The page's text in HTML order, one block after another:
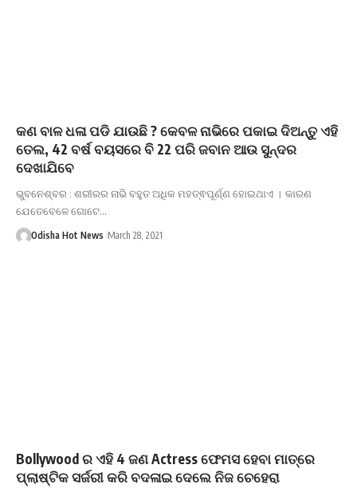
କଣ ବାଳ ଧଳା ପଡି ଯାଉଛି ? କେବଳ ନାଭିରେ ପକାଇ ଦିଅନ୍ତୁ ଏହି
ତେଲ, 42 ବର୍ଷ ବୟସରେ ବି 22 ପରି ଜବାନ ଆଉ ସୁନ୍ଦର
ଦେଖାଯିବେ
ଭୁବନେଶ୍ବର : ଶରୀରର ନାଭି ବହୁତ ଅଧିକ ମହତ୍ଵପୂର୍ଣ୍ଣ ହୋଇଥାଏ । କାରଣ
ଯେତେବେଳେ ଗୋଟେ…
Odisha Hot News March 28, 2021
Bollywood ର ଏହି 4 ଜଣ Actress ଫେମସ ହେବା ମାତ୍ରେ
ପ୍ଲାଷ୍ଟିକ ସର୍ଜରୀ କରି ବଦଳାଇ ଦେଲେ ନିଜ ଚେହେରା